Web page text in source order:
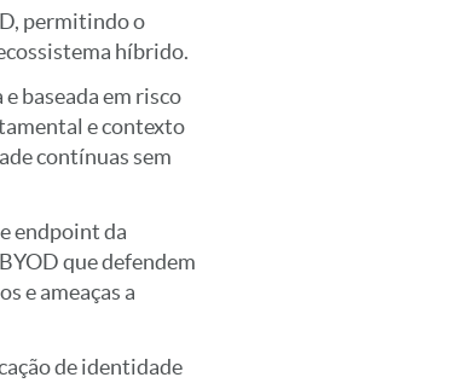
permitindo o
híbrido.
baseada em risco
e contexto
contínuas sem
endpoint da
que defendem
e ameaças a
de identidade